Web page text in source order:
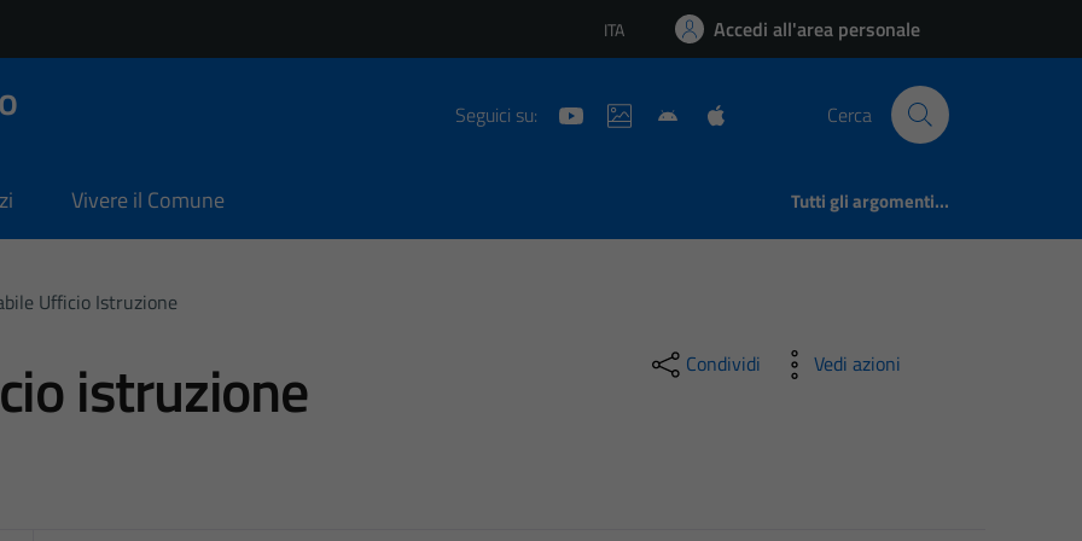
Lingua attiva:
ITA Accedi all'area personale
Seguici su: Cerca
Vivere il Comune Tutti gli argomenti...
Ufficio Istruzione
istruzione Condividi Vedi azioni